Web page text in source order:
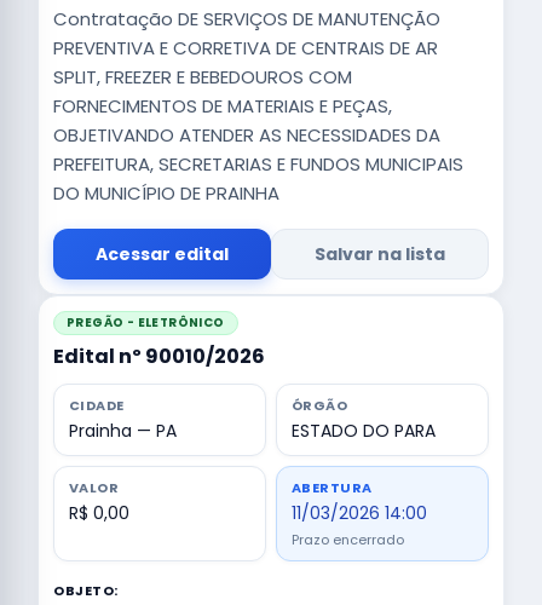
Contratação DE SERVIÇOS DE MANUTENÇÃO
PREVENTIVA E CORRETIVA DE CENTRAIS DE AR
SPLIT, FREEZER E BEBEDOUROS COM
FORNECIMENTOS DE MATERIAIS E PEÇAS,
OBJETIVANDO ATENDER AS NECESSIDADES DA
PREFEITURA, SECRETARIAS E FUNDOS MUNICIPAIS
DO MUNICÍPIO DE PRAINHA
Acessar edital Salvar na lista
PREGÃO - ELETRÔNICO
Edital nº 90010/2026
CIDADE
Prainha — PA
ÓRGÃO
ESTADO DO PARA
VALOR
R$ 0,00
ABERTURA
11/03/2026 14:00
Prazo encerrado
OBJETO: